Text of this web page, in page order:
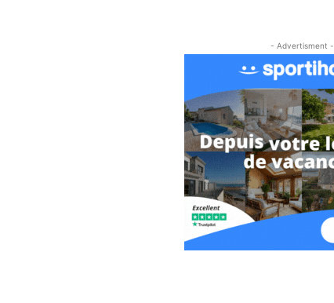
- Advertisment -